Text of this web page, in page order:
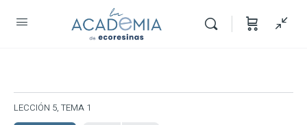
LECCIÓN 5, TEMA 1